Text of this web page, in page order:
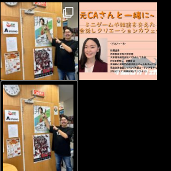
e
c
a
p
u
r
i
n
g
h
a
i
g
a
r